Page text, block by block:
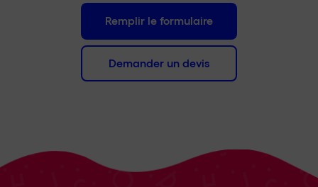
Remplir le formulaire
Demander un devis